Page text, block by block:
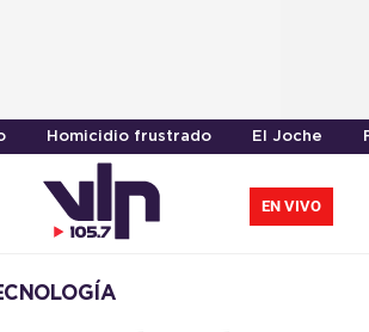
Homicidio frustrado El Joche
EN VIVO